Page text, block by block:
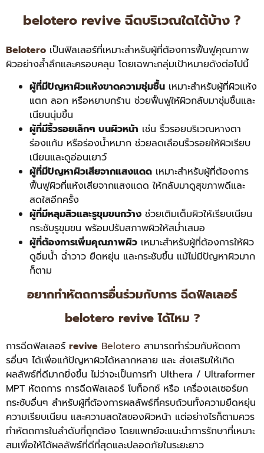
belotero revive ฉีดบริเวณใดได้บ้าง ?
Belotero เป็นฟิลเลอร์ที่เหมาะสำหรับผู้ที่ต้องการฟื้นฟูคุณภาพ
ผิวอย่างล้ำลึกและครอบคลุม โดยเฉพาะกลุ่มเป้าหมายดังต่อไปนี้
ผู้ที่มีปัญหาผิวแห้งขาดความชุ่มชื้น เหมาะสำหรับผู้ที่ผิวแห้ง
แตก ลอก หรือหยาบกร้าน ช่วยฟื้นฟูให้ผิวกลับมาชุ่มชื้นและ
เนียนนุ่มขึ้น
ผู้ที่มีริ้วรอยเล็กๆ บนผิวหน้า เช่น ริ้วรอยบริเวณหางตา
ร่องแก้ม หรือร่องน้ำหมาก ช่วยลดเลือนริ้วรอยให้ผิวเรียบ
เนียนและดูอ่อนเยาว์
ผู้ที่มีปัญหาผิวเสียจากแสงแดด เหมาะสำหรับผู้ที่ต้องการ
ฟื้นฟูผิวที่แห้งเสียจากแสงแดด ให้กลับมาดูสุขภาพดีและ
สดใสอีกครั้ง
ผู้ที่มีหลุมสิวและรูขุมขนกว้าง ช่วยเติมเต็มผิวให้เรียบเนียน
กระชับรูขุมขน พร้อมปรับสภาพผิวให้สม่ำเสมอ
ผู้ที่ต้องการเพิ่มคุณภาพผิว เหมาะสำหรับผู้ที่ต้องการให้ผิว
ดูอิ่มน้ำ ฉ่ำวาว ยืดหยุ่น และกระชับขึ้น แม้ไม่มีปัญหาผิวมาก
ก็ตาม
อยากทำหัตถการอื่นร่วมกับการ ฉีดฟิลเลอร์
belotero revive ได้ไหม ?
การฉีดฟิลเลอร์ revive Belotero สามารถทำร่วมกับหัตถกา
รอื่นๆ ได้เพื่อแก้ปัญหาผิวได้หลากหลาย และ ส่งเสริมให้เกิด
ผลลัพธ์ที่ดีมากยิ่งขึ้น ไม่ว่าจะเป็นการทำ Ulthera / Ultraformer
MPT หัตถการ การฉีดฟิลเลอร์ โบท็อกซ์ หรือ เครื่องเลเซอร์ยก
กระชับอื่นๆ สำหรับผู้ที่ต้องการผลลัพธ์ที่ครบถ้วนทั้งความยืดหยุ่น
ความเรียบเนียน และความสดใสของผิวหน้า แต่อย่างไรก็ตามควร
ทำหัตถการในลำดับที่ถูกต้อง โดยแพทย์จะแนะนำการรักษาที่เหมาะ
สมเพื่อให้ได้ผลลัพธ์ที่ดีที่สุดและปลอดภัยในระยะยาว